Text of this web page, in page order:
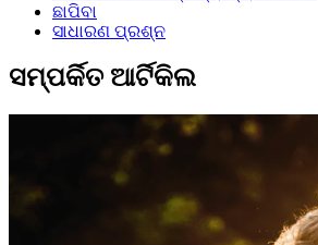
ଛାପିବା
ସାଧାରଣ ପ୍ରଶ୍ନ
ସମ୍ପର୍କିତ ଆର୍ଟିକିଲ